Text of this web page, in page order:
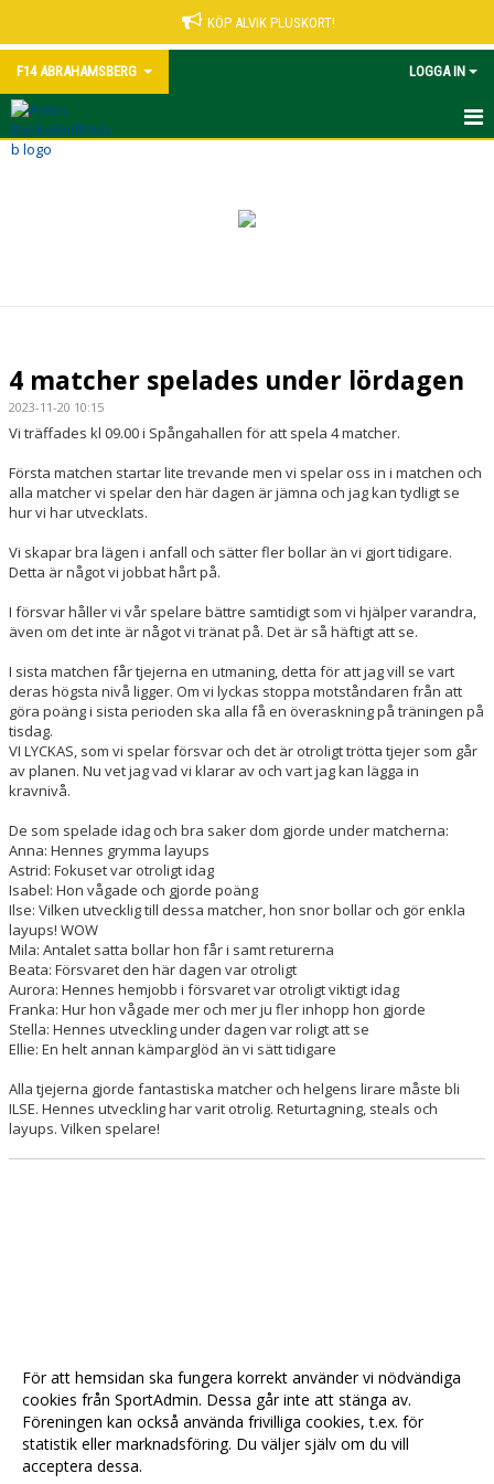
KÖP ALVIK PLUSKORT!
F14 ABRAHAMSBERG LOGGA IN
HEM
BILDGALLERI
KONTAKT
4 matcher spelades under lördagen
2023-11-20 10:15
Vi träffades kl 09.00 i Spångahallen för att spela 4 matcher.
Första matchen startar lite trevande men vi spelar oss in i matchen och
alla matcher vi spelar den här dagen är jämna och jag kan tydligt se
hur vi har utvecklats.
Vi skapar bra lägen i anfall och sätter fler bollar än vi gjort tidigare.
Detta är något vi jobbat hårt på.
I försvar håller vi vår spelare bättre samtidigt som vi hjälper varandra,
även om det inte är något vi tränat på. Det är så häftigt att se.
I sista matchen får tjejerna en utmaning, detta för att jag vill se vart
deras högsta nivå ligger. Om vi lyckas stoppa motståndaren från att
göra poäng i sista perioden ska alla få en överaskning på träningen på
tisdag.
VI LYCKAS, som vi spelar försvar och det är otroligt trötta tjejer som går
av planen. Nu vet jag vad vi klarar av och vart jag kan lägga in
kravnivå.
De som spelade idag och bra saker dom gjorde under matcherna:
Anna: Hennes grymma layups
Astrid: Fokuset var otroligt idag
Isabel: Hon vågade och gjorde poäng
Ilse: Vilken utvecklig till dessa matcher, hon snor bollar och gör enkla
layups! WOW
Mila: Antalet satta bollar hon får i samt returerna
Beata: Försvaret den här dagen var otroligt
Aurora: Hennes hemjobb i försvaret var otroligt viktigt idag
Franka: Hur hon vågade mer och mer ju fler inhopp hon gjorde
Stella: Hennes utveckling under dagen var roligt att se
Ellie: En helt annan kämparglöd än vi sätt tidigare
Alla tjejerna gjorde fantastiska matcher och helgens lirare måste bli
ILSE. Hennes utveckling har varit otrolig. Returtagning, steals och
layups. Vilken spelare!
För att hemsidan ska fungera korrekt använder vi nödvändiga
cookies från SportAdmin. Dessa går inte att stänga av.
Föreningen kan också använda frivilliga cookies, t.ex. för
statistik eller marknadsföring. Du väljer själv om du vill
acceptera dessa.